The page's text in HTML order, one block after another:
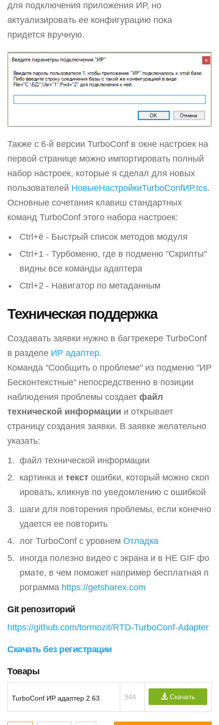
для подключения приложения ИР, но
актуализировать ее конфигурацию пока
придется вручную.
Также с 6-й версии TurboConf в окне настроек на
первой странице можно импортировать полный
набор настроек, которые я сделал для новых
пользователей НовыеНастройкиTurboConfИР.tcs.
Основные сочетания клавиш стандартных
команд TurboConf этого набора настроек:
Ctrl+ё - Быстрый список методов модуля
Ctrl+1 - Турбоменю, где в подменю "Скрипты"
видны все команды адаптера
Ctrl+2 - Навигатор по метаданным
Техническая поддержка
Создавать заявки нужно в багтрекере TurboConf
в разделе ИР адаптер.
Команда "Сообщить о проблеме" из подменю "ИР
Бесконтекстные" непосредственно в позиции
наблюдения проблемы создает файл
технической информации и открывает
страницу создания заявки. В заявке желательно
указать:
файл технической информации
картинка и текст ошибки, который можно скоп
ировать, кликнув по уведомлению с ошибкой
шаги для повторения проблемы, если конечно
удается ее повторить
лог TurboConf с уровнем Отладка
иногда полезно видео с экрана и в НЕ GIF фо
рмате, в чем поможет например бесплатная п
рограмма https://getsharex.com
Git репозиторий
https://github.com/tormozit/RTD-TurboConf-Adapter
Скачать без регистрации
Товары
TurboConf ИР адаптер 2.63 944 Скачать